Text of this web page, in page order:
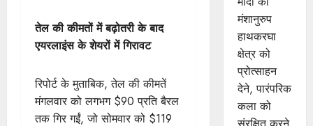
तेल की कीमतों में बढ़ोतरी के बाद
एयरलाइंस के शेयरों में गिरावट
रिपोर्ट के मुताबिक, तेल की कीमतें
मंगलवार को लगभग $90 प्रति बैरल
तक गिर गईं, जो सोमवार को $119
मंशानुरुप
हाथकरघा
क्षेत्र को
प्रोत्साहन
देने, पारंपरिक
कला को